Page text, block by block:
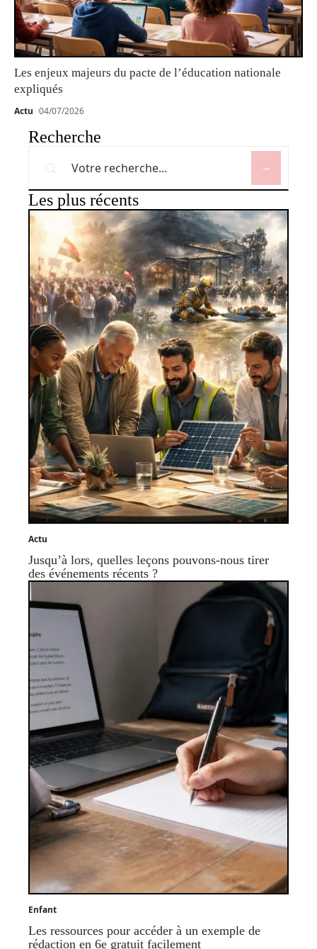
Les enjeux majeurs du pacte de l’éducation nationale
expliqués
Actu 04/07/2026
Recherche
Les plus récents
Actu
Jusqu’à lors, quelles leçons pouvons-nous tirer
des événements récents ?
Enfant
Les ressources pour accéder à un exemple de
rédaction en 6e gratuit facilement